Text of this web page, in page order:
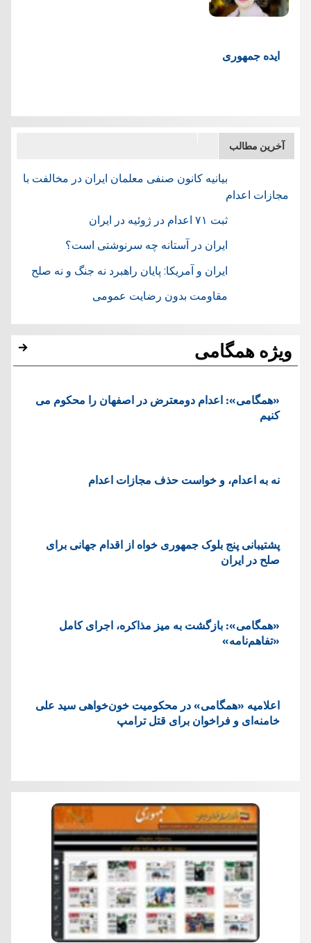
ایده جمهوری
آخرین مطالب
بیانیه کانون صنفی معلمان ایران در مخالفت با
مجازات اعدام
ثبت ۷۱ اعدام در ژوئيه در ایران
ایران در آستانه چه سرنوشتی است؟
ایران و آمریکا: پایان راهبرد نه جنگ و نه صلح
مقاومت بدون رضایت عمومی
ویژه همگامی
«همگامی»: اعدام دومعترض در اصفهان را محکوم می
کنیم
نه به اعدام، و خواست حذف مجازات اعدام
پشتيبانی پنج بلوک جمهوری خواه از اقدام جهانی برای
صلح در ایران
«همگامی»: بازگشت به میز مذاکره، اجرای کامل
«تفاهم‌نامه»
اعلامیه «همگامی» در محکومیت خون‌خواهی سید علی
خامنه‌ای و فراخوان برای قتل ترامپ